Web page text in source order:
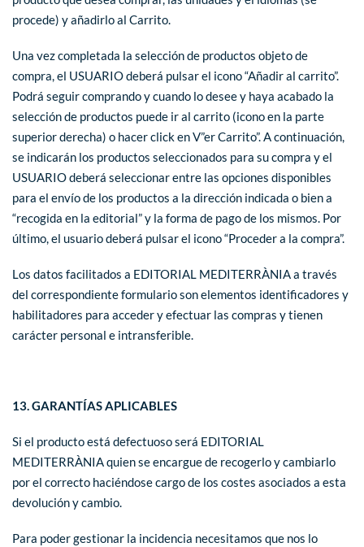
procede) y añadirlo al Carrito.
Una vez completada la selección de productos objeto de
compra, el USUARIO deberá pulsar el icono “Añadir al carrito”.
Podrá seguir comprando y cuando lo desee y haya acabado la
selección de productos puede ir al carrito (icono en la parte
superior derecha) o hacer click en V”er Carrito”. A continuación,
se indicarán los productos seleccionados para su compra y el
USUARIO deberá seleccionar entre las opciones disponibles
para el envío de los productos a la dirección indicada o bien a
“recogida en la editorial” y la forma de pago de los mismos. Por
último, el usuario deberá pulsar el icono “Proceder a la compra”.
Los datos facilitados a EDITORIAL MEDITERRÀNIA a través
del correspondiente formulario son elementos identificadores y
habilitadores para acceder y efectuar las compras y tienen
carácter personal e intransferible.
13. GARANTÍAS APLICABLES
Si el producto está defectuoso será EDITORIAL
MEDITERRÀNIA quien se encargue de recogerlo y cambiarlo
por el correcto haciéndose cargo de los costes asociados a esta
devolución y cambio.
Para poder gestionar la incidencia necesitamos que nos lo